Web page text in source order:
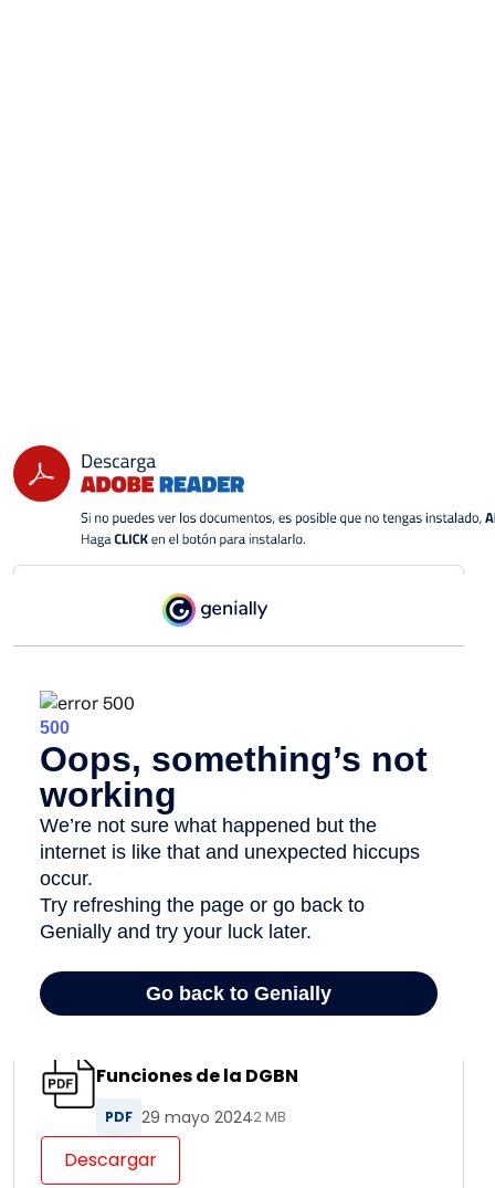
Estructura Organica de la
Institucion,aprobado por el
Pública (MAP) el 24 de mayo, 2011
Estructura Organica de la
Institucion,aprobado por el Ministerio de
Administración Pública (MAP) el 24 de
mayo, 2011.
Descargar
Funciones de la DGBN
PDF 29 mayo 20242 MB
Descargar